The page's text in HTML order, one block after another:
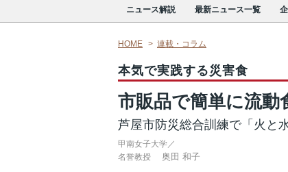
ニュース解説 最新ニュース一覧
HOME 連載・コラム
本気で実践する災害食
市販品で簡単に流動
芦屋市防災総合訓練で「火と
甲南女子大学／
名誉教授
奥田 和子